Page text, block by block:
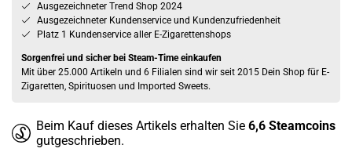
Ausgezeichneter Trend Shop 2024
Ausgezeichneter Kundenservice und Kundenzufriedenheit
Platz 1 Kundenservice aller E-Zigarettenshops
Sorgenfrei und sicher bei Steam-Time einkaufen
Mit über 25.000 Artikeln und 6 Filialen sind wir seit 2015 Dein Shop für E-
Zigaretten, Spirituosen und Imported Sweets.
Beim Kauf dieses Artikels erhalten Sie 6,6 Steamcoins
gutgeschrieben.